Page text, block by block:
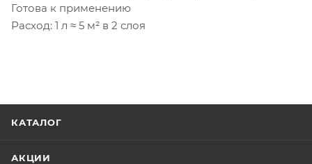
Готова к применению
Расход: 1 л ≈ 5 м² в 2 слоя
КАТАЛОГ
АКЦИИ